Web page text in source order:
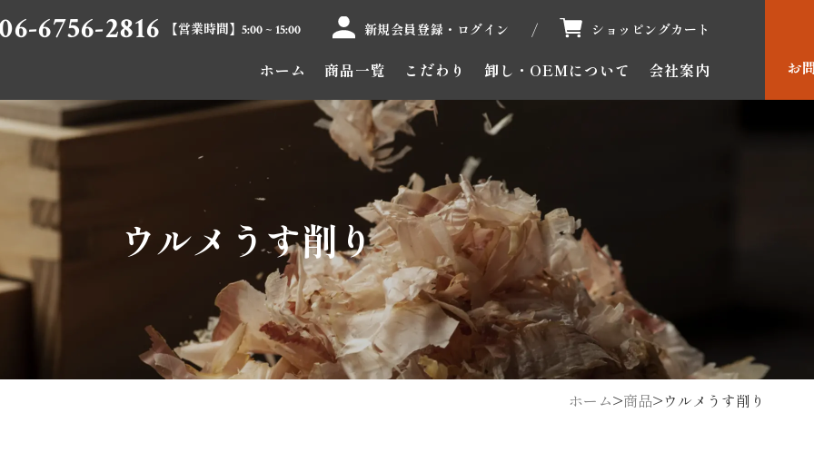
6756-2816 【営業時間】 5:00 ~ 15:00 新規会員登録・ログイン / ショッピングカート
ホーム 商品一覧 こだわり 卸し・OEMについて 会社案内 お
ウルメうす削り
ホーム>商品>ウルメうす削り